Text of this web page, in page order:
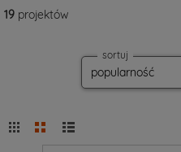
19 projektów
sortuj